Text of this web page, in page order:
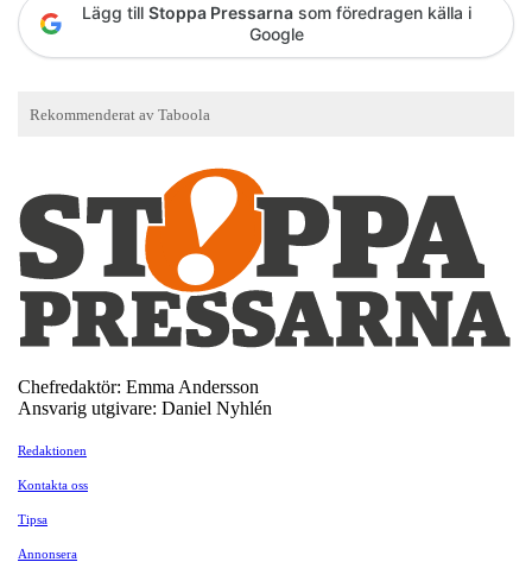
Lägg till Stoppa Pressarna som föredragen källa i
Google
Chefredaktör: Emma Andersson
Ansvarig utgivare: Daniel Nyhlén
Redaktionen
Kontakta oss
Tipsa
Annonsera